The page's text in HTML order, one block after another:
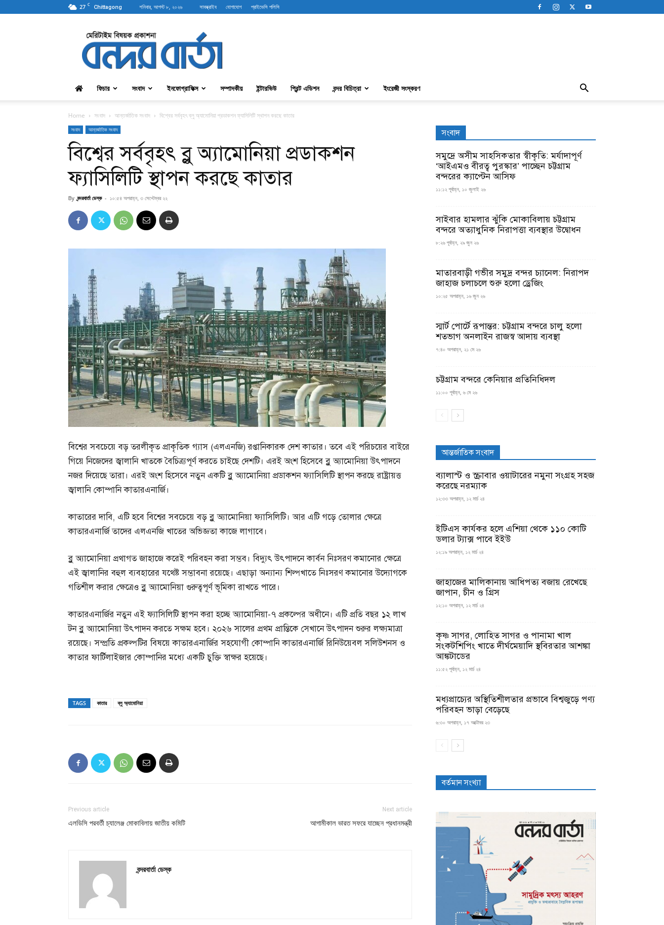
27 C Chittagong শনিবার, আগস্ট ৮, ২০২৬ সাবস্ক্রাইব যোগাযোগ প্রাইভেসি পলিসি
বন্দরবার্তা
ফিচার সংবাদ ইনফোগ্রাফিক্স সম্পাদকীয় ইন্টারভিউ প্রিন্ট এডিশন বন্দর বিচিত্রা ইংরেজী সংস্করণ
Home সংবাদ আন্তর্জাতিক সংবাদ বিশ্বের সর্ববৃহৎ ব্লু অ্যামোনিয়া প্রডাকশন ফ্যাসিলিটি স্থাপন করছে কাতার
সংবাদ আন্তর্জাতিক সংবাদ
বিশ্বের সর্ববৃহৎ ব্লু অ্যামোনিয়া প্রডাকশন
ফ্যাসিলিটি স্থাপন করছে কাতার
By বন্দরবার্তা ডেস্ক - ১০:৫৪ অপরাহ্ন, ৩ সেপ্টেম্বর ২২
বিশ্বের সবচেয়ে বড় তরলীকৃত প্রাকৃতিক গ্যাস (এলএনজি) রপ্তানিকারক দেশ কাতার। তবে এই পরিচয়ের বাইরে
গিয়ে নিজেদের জ্বালানি খাতকে বৈচিত্র্যপূর্ণ করতে চাইছে দেশটি। এরই অংশ হিসেবে ব্লু অ্যামোনিয়া উৎপাদনে
নজর দিয়েছে তারা। এরই অংশ হিসেবে নতুন একটি ব্লু অ্যামোনিয়া প্রডাকশন ফ্যাসিলিটি স্থাপন করছে রাষ্ট্রায়ত্ত
জ্বালানি কোম্পানি কাতারএনার্জি।
কাতারের দাবি, এটি হবে বিশ্বের সবচেয়ে বড় ব্লু অ্যামোনিয়া ফ্যাসিলিটি। আর এটি গড়ে তোলার ক্ষেত্রে
কাতারএনার্জি তাদের এলএনজি খাতের অভিজ্ঞতা কাজে লাগাবে।
ব্লু অ্যামোনিয়া প্রথাগত জাহাজে করেই পরিবহন করা সম্ভব। বিদ্যুৎ উৎপাদনে কার্বন নিঃসরণ কমানোর ক্ষেত্রে
এই জ্বালানির বহুল ব্যবহারের যথেষ্ট সম্ভাবনা রয়েছে। এছাড়া অন্যান্য শিল্পখাতে নিঃসরণ কমানোর উদ্যোগকে
গতিশীল করার ক্ষেত্রেও ব্লু অ্যামোনিয়া গুরুত্বপূর্ণ ভূমিকা রাখতে পারে।
কাতারএনার্জির নতুন এই ফ্যাসিলিটি স্থাপন করা হচ্ছে অ্যামোনিয়া-৭ প্রকল্পের অধীনে। এটি প্রতি বছর ১২ লাখ
টন ব্লু অ্যামোনিয়া উৎপাদন করতে সক্ষম হবে। ২০২৬ সালের প্রথম প্রান্তিকে সেখানে উৎপাদন শুরুর লক্ষ্যমাত্রা
রয়েছে। সম্প্রতি প্রকল্পটির বিষয়ে কাতারএনার্জির সহযোগী কোম্পানি কাতারএনার্জি রিনিউয়েবল সলিউশনস ও
কাতার ফার্টিলাইজার কোম্পানির মধ্যে একটি চুক্তি স্বাক্ষর হয়েছে।
TAGS কাতার ব্লু অ্যামোনিয়া
Previous article
এলডিসি পরবর্তী চ্যালেঞ্জ মোকাবিলায় জাতীয় কমিটি
Next article
আগামীকাল ভারত সফরে যাচ্ছেন প্রধানমন্ত্রী
বন্দরবার্তা ডেস্ক
সংবাদ
সমুদ্রে অসীম সাহসিকতার স্বীকৃতি: মর্যাদাপূর্ণ
‘আইএমও বীরত্ব পুরস্কার’ পাচ্ছেন চট্টগ্রাম
বন্দরের ক্যাপ্টেন আসিফ
১১:১২ পূর্বাহ্ন, ১০ জুলাই ২৬
সাইবার হামলার ঝুঁকি মোকাবিলায় চট্টগ্রাম
বন্দরে অত্যাধুনিক নিরাপত্তা ব্যবস্থার উদ্বোধন
৮:২৬ পূর্বাহ্ন, ২৯ জুন ২৬
মাতারবাড়ী গভীর সমুদ্র বন্দর চ্যানেল: নিরাপদ
জাহাজ চলাচলে শুরু হলো ড্রেজিং
১০:২৫ অপরাহ্ন, ১৬ জুন ২৬
স্মার্ট পোর্টে রূপান্তর: চট্টগ্রাম বন্দরে চালু হলো
শতভাগ অনলাইন রাজস্ব আদায় ব্যবস্থা
৭:৪০ অপরাহ্ন, ২১ মে ২৬
চট্টগ্রাম বন্দরে কেনিয়ার প্রতিনিধিদল
১১:০০ পূর্বাহ্ন, ৬ মে ২৬
আন্তর্জাতিক সংবাদ
ব্যালাস্ট ও স্ক্রাবার ওয়াটারের নমুনা সংগ্রহ সহজ
করেছে নরম্যাক
১২:৩৩ অপরাহ্ন, ১২ মার্চ ২৪
ইটিএস কার্যকর হলে এশিয়া থেকে ১১০ কোটি
ডলার ট্যাক্স পাবে ইইউ
১২:১৯ অপরাহ্ন, ১২ মার্চ ২৪
জাহাজের মালিকানায় আধিপত্য বজায় রেখেছে
জাপান, চীন ও গ্রিস
১২:১০ অপরাহ্ন, ১২ মার্চ ২৪
কৃষ্ণ সাগর, লোহিত সাগর ও পানামা খাল
সংকটশিপিং খাতে দীর্ঘমেয়াদি স্থবিরতার আশঙ্কা
আঙ্কটাডের
১১:৫২ পূর্বাহ্ন, ১২ মার্চ ২৪
মধ্যপ্রাচ্যের অস্থিতিশীলতার প্রভাবে বিশ্বজুড়ে পণ্য
পরিবহন ভাড়া বেড়েছে
৬:৩০ অপরাহ্ন, ১৭ অক্টোবর ২৩
বর্তমান সংখ্যা